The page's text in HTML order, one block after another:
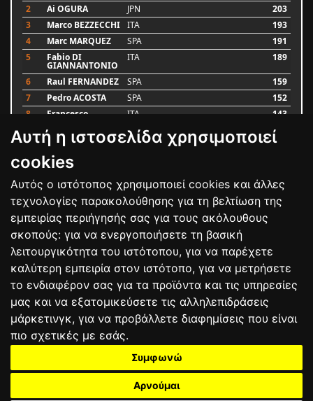
Αυτή η ιστοσελίδα χρησιμοποιεί
cookies
Αυτός ο ιστότοπος χρησιμοποιεί cookies και άλλες
τεχνολογίες παρακολούθησης για τη βελτίωση της
εμπειρίας περιήγησής σας για τους ακόλουθους
σκοπούς: για να ενεργοποιήσετε τη βασική
λειτουργικότητα του ιστότοπου, για να παρέχετε
καλύτερη εμπειρία στον ιστότοπο, για να μετρήσετε
το ενδιαφέρον σας για τα προϊόντα και τις υπηρεσίες
μας και να εξατομικεύσετε τις αλληλεπιδράσεις
μάρκετινγκ, για να προβάλλετε διαφημίσεις που είναι
πιο σχετικές με εσάς.
Συμφωνώ
Αρνούμαι
2
Ai OGURA JPN
203
3
Marco BEZZECCHI ITA
193
4
Marc MARQUEZ SPA
191
5
Fabio DI
GIANNANTONIO
ITA 189
6 Raul FERNANDEZ SPA
159
7
Pedro ACOSTA SPA
152
8
Francesco ITA 143
9 Alex MARQUEZ SPA
Luca MARINI
Bαθμολογία
ΟΡΟΙ ΧΡΗΣΗΣΠΟΛΙΤΙΚΗ ΠΡΟΣΤΑΣΙΑΣ
ΑΓΩΝΕΣΑΠΟΤΕΛΕΣΜΑΤΑΑΓΟΡΑ